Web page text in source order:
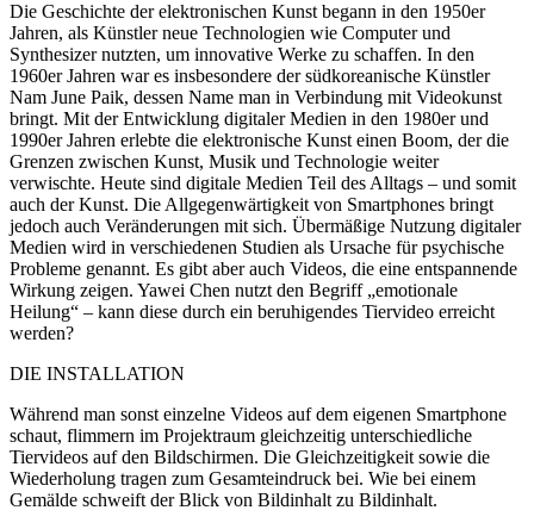
Die Geschichte der elektronischen Kunst begann in den 1950er
Jahren, als Künstler neue Technologien wie Computer und
Synthesizer nutzten, um innovative Werke zu schaffen. In den
1960er Jahren war es insbesondere der südkoreanische Künstler
Nam June Paik, dessen Name man in Verbindung mit Videokunst
bringt. Mit der Entwicklung digitaler Medien in den 1980er und
1990er Jahren erlebte die elektronische Kunst einen Boom, der die
Grenzen zwischen Kunst, Musik und Technologie weiter
verwischte. Heute sind digitale Medien Teil des Alltags – und somit
auch der Kunst. Die Allgegenwärtigkeit von Smartphones bringt
jedoch auch Veränderungen mit sich. Übermäßige Nutzung digitaler
Medien wird in verschiedenen Studien als Ursache für psychische
Probleme genannt. Es gibt aber auch Videos, die eine entspannende
Wirkung zeigen. Yawei Chen nutzt den Begriff „emotionale
Heilung“ – kann diese durch ein beruhigendes Tiervideo erreicht
werden?
DIE INSTALLATION
Während man sonst einzelne Videos auf dem eigenen Smartphone
schaut, flimmern im Projektraum gleichzeitig unterschiedliche
Tiervideos auf den Bildschirmen. Die Gleichzeitigkeit sowie die
Wiederholung tragen zum Gesamteindruck bei. Wie bei einem
Gemälde schweift der Blick von Bildinhalt zu Bildinhalt.